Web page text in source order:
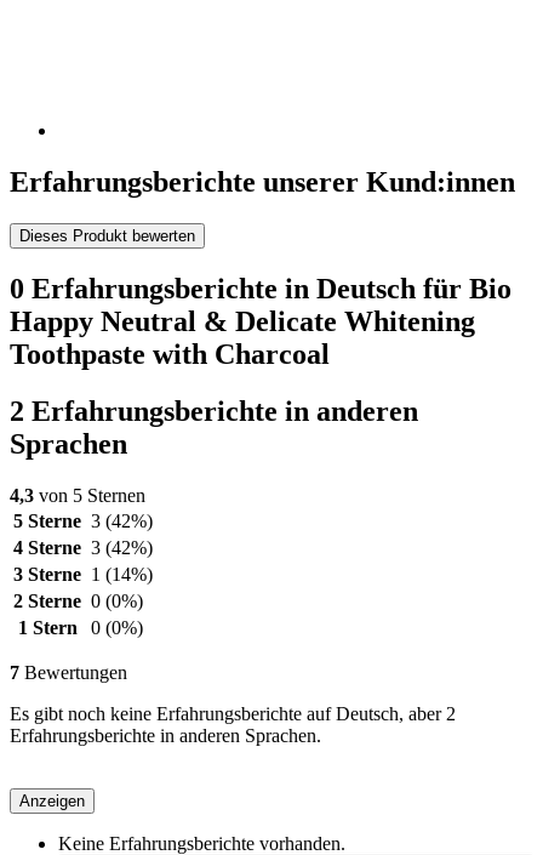
Erfahrungsberichte unserer Kund:innen
Dieses Produkt bewerten
0 Erfahrungsberichte in Deutsch für Bio
Happy Neutral & Delicate Whitening
Toothpaste with Charcoal
2 Erfahrungsberichte in anderen
Sprachen
4,3 von 5 Sternen
5 Sterne 3 (42%)
4 Sterne 3 (42%)
3 Sterne 1 (14%)
2 Sterne 0 (0%)
1 Stern
0 (0%)
7 Bewertungen
Es gibt noch keine Erfahrungsberichte auf Deutsch, aber 2
Erfahrungsberichte in anderen Sprachen.
Anzeigen
Keine Erfahrungsberichte vorhanden.